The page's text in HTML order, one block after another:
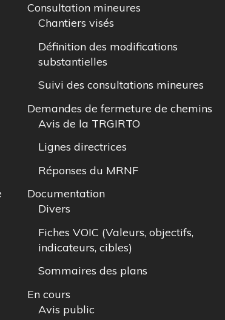
Consultation mineures
Chantiers visés
Définition des modifications
substantielles
Suivi des consultations mineures
Demandes de fermeture de chemins
Avis de la TRGIRTO
Lignes directrices
Réponses du MRNF
Documentation
Divers
Fiches VOIC (Valeurs, objectifs,
indicateurs, cibles)
Sommaires des plans
En cours
Avis public